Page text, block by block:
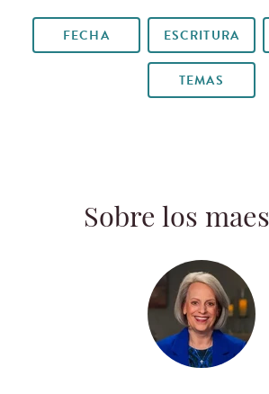
FECHA ESCRITURA
TEMAS
Sobre los